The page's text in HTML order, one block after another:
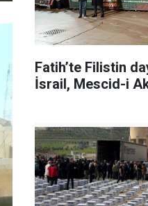
Fatih’te Filistin
İsrail, Mescid-i